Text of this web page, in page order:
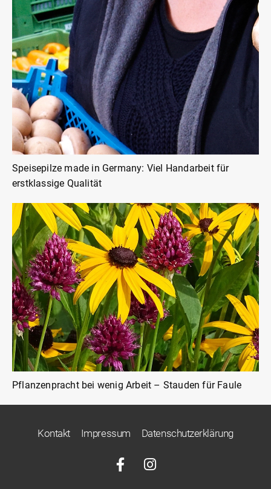
Speisepilze made in Germany: Viel Handarbeit für
erstklassige Qualität
Pflanzenpracht bei wenig Arbeit – Stauden für Faule
Kontakt Impressum Datenschutzerklärung